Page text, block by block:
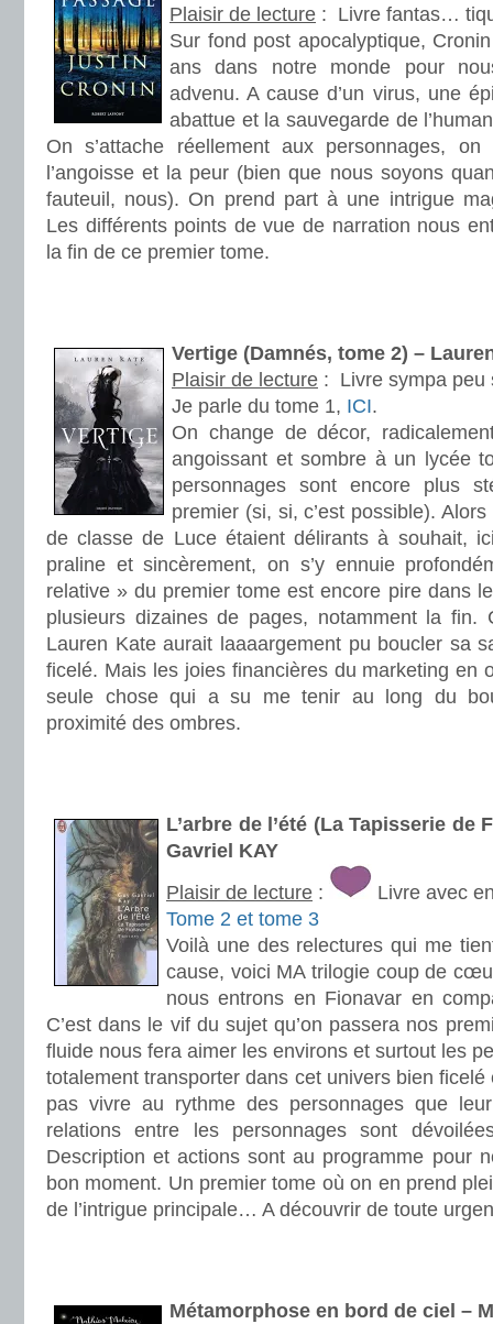
Plaisir de lecture : Livre fantas…
Sur fond post apocalyptique,
ans dans notre monde pour
advenu. A cause d’un virus, une
abattue et la sauvegarde de
On s’attache réellement aux personnages,
l’angoisse et la peur (bien que nous soyons
fauteuil, nous). On prend part à une intrigue
Les différents points de vue de narration nous
la fin de ce premier tome.
Vertige (Damnés, tome 2) –
Plaisir de lecture : Livre sympa peu
Je parle du tome 1, ICI.
On change de décor,
angoissant et sombre à un lycée
personnages sont encore plus
premier (si, si, c’est possible).
de classe de Luce étaient délirants à souhait,
praline et sincèrement, on s’y ennuie
relative » du premier tome est encore pire dans
plusieurs dizaines de pages, notamment la
Lauren Kate aurait laaaargement pu boucler sa
ficelé. Mais les joies financières du marketing en
seule chose qui a su me tenir au long du
proximité des ombres.
L’arbre de l’été (La Tapisserie de
Gavriel KAY
Plaisir de lecture :
Livre avec
Tome 2 et tome 3
Voilà une des relectures qui me
cause, voici MA trilogie coup de
nous entrons en Fionavar en
C’est dans le vif du sujet qu’on passera nos
fluide nous fera aimer les environs et surtout les
totalement transporter dans cet univers bien
pas vivre au rythme des personnages que
relations entre les personnages sont
Description et actions sont au programme pour
bon moment. Un premier tome où on en prend
de l’intrigue principale… A découvrir de toute
Métamorphose en bord de ciel –